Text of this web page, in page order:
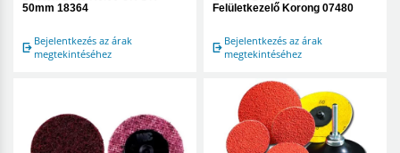
50mm 18364
Bejelentkezés az árak
megtekintéséhez
Felületkezelő Korong 07480
Bejelentkezés az árak
megtekintéséhez